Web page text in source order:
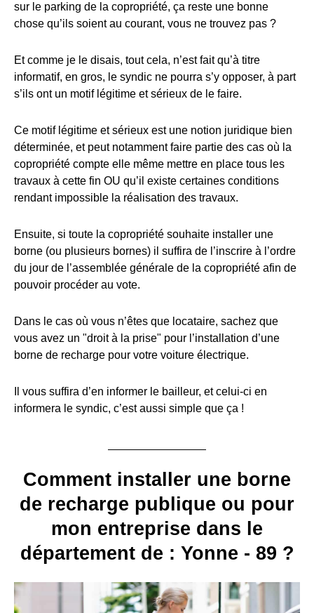
sur le parking de la copropriété, ça reste une bonne
chose qu’ils soient au courant, vous ne trouvez pas ?
Et comme je le disais, tout cela, n’est fait qu’à titre
informatif, en gros, le syndic ne pourra s’y opposer, à part
s’ils ont un motif légitime et sérieux de le faire.
Ce motif légitime et sérieux est une notion juridique bien
déterminée, et peut notamment faire partie des cas où la
copropriété compte elle même mettre en place tous les
travaux à cette fin OU qu’il existe certaines conditions
rendant impossible la réalisation des travaux.
Ensuite, si toute la copropriété souhaite installer une
borne (ou plusieurs bornes) il suffira de l’inscrire à l’ordre
du jour de l’assemblée générale de la copropriété afin de
pouvoir procéder au vote.
Dans le cas où vous n’êtes que locataire, sachez que
vous avez un "droit à la prise" pour l’installation d’une
borne de recharge pour votre voiture électrique.
Il vous suffira d’en informer le bailleur, et celui-ci en
informera le syndic, c’est aussi simple que ça !
Comment installer une borne
de recharge publique ou pour
mon entreprise dans le
département de : Yonne - 89 ?